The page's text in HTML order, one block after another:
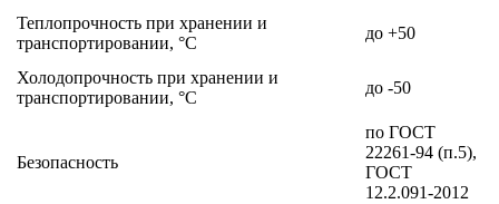
Теплопрочность при хранении и
транспортировании, °C
до +50
Холодопрочность при хранении и
транспортировании, °C
до -50
Безопасность
по ГОСТ
22261-94 (п.5),
ГОСТ
12.2.091-2012